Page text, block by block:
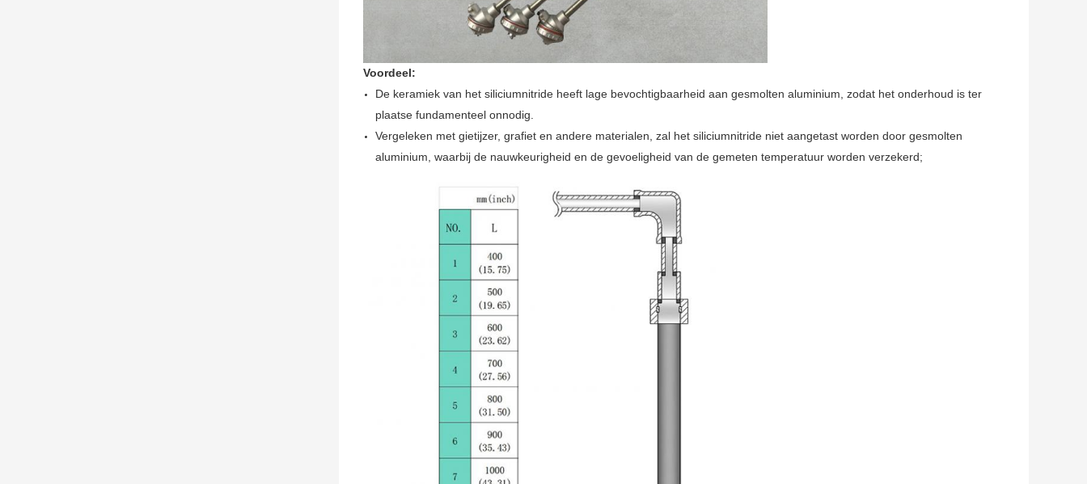
Voordeel:
De keramiek van het siliciumnitride heeft lage bevochtigbaarheid aan gesmolten aluminium, zodat het onderhoud is ter
plaatse fundamenteel onnodig.
Vergeleken met gietijzer, grafiet en andere materialen, zal het siliciumnitride niet aangetast worden door gesmolten
aluminium, waarbij de nauwkeurigheid en de gevoeligheid van de gemeten temperatuur worden verzekerd;